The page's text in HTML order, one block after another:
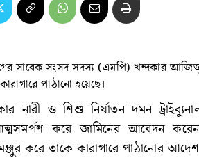
সাবেক সংসদ সদস্য (এমপি) খন্দকার
পাঠানো হয়েছে।
নারী ও শিশু নির্যাতন দমন
করে জামিনের আবেদন
করে তাকে কারাগারে পাঠানোর আদেশ